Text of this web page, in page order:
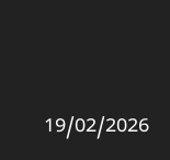
19/02/2026